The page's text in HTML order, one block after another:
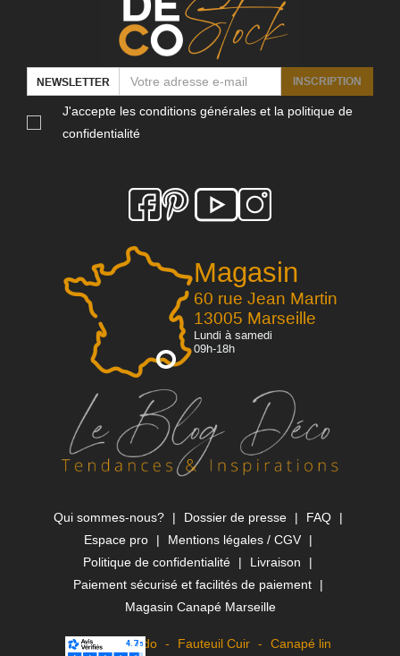
Magasin
60 rue Jean Martin
13005 Marseille
Lundi à samedi
09h-18h
NEWSLETTER INSCRIPTION
J'accepte les conditions générales et la politique de
confidentialité
Qui sommes-nous? Dossier de presse
FAQ
Espace pro
Mentions légales / CGV
Politique de confidentialité
Livraison
Paiement sécurisé et facilités de paiement
Magasin Canapé Marseille
Canapé Rapido Fauteuil Cuir Canapé lin